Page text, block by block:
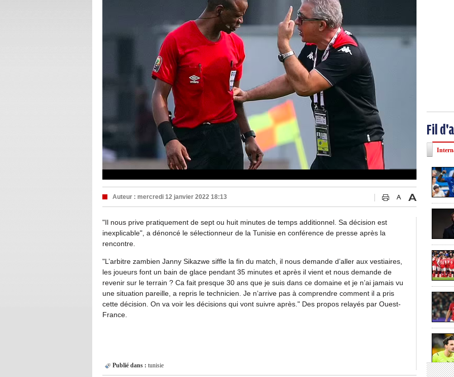
Auteur : mercredi 12 janvier 2022 18:13
"Il nous prive pratiquement de sept ou huit minutes de temps additionnel. Sa décision est
inexplicable", a dénoncé le sélectionneur de la Tunisie en conférence de presse après la
rencontre.
"L’arbitre zambien Janny Sikazwe siffle la fin du match, il nous demande d’aller aux vestiaires,
les joueurs font un bain de glace pendant 35 minutes et après il vient et nous demande de
revenir sur le terrain ? Ca fait presque 30 ans que je suis dans ce domaine et je n’ai jamais vu
une situation pareille​, a repris le technicien. Je n’arrive pas à comprendre comment il a pris
cette décision. On va voir les décisions qui vont suivre après​." Des propos relayés par Ouest-
France.
Publié dans : tunisie
Fil